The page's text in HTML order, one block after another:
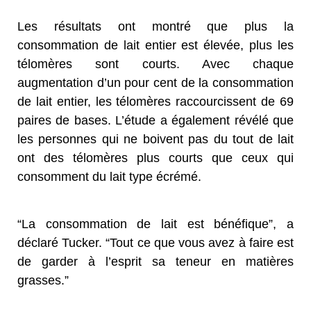
Les résultats ont montré que plus la
consommation de lait entier est élevée, plus les
télomères sont courts. Avec chaque
augmentation d’un pour cent de la consommation
de lait entier, les télomères raccourcissent de 69
paires de bases. L’étude a également révélé que
les personnes qui ne boivent pas du tout de lait
ont des télomères plus courts que ceux qui
consomment du lait type écrémé.
“La consommation de lait est bénéfique”, a
déclaré Tucker. “Tout ce que vous avez à faire est
de garder à l’esprit sa teneur en matières
grasses.”